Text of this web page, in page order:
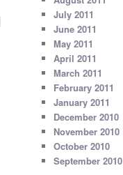
July 2011
June 2011
May 2011
April 2011
March 2011
February 2011
January 2011
December 2010
November 2010
October 2010
September 2010